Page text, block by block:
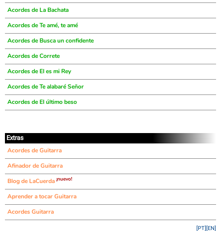
Acordes de La Bachata
Acordes de Te amé, te amé
Acordes de Busca un confidente
Acordes de Correte
Acordes de El es mi Rey
Acordes de Te alabaré Señor
Acordes de El último beso
Extras
Acordes de Guitarra
Afinador de Guitarra
Blog de LaCuerda ¡nuevo!
Aprender a tocar Guitarra
Acordes Guitarra
[EN]
[PT]